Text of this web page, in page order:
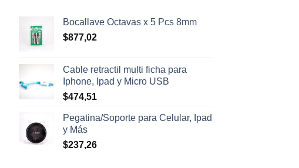
Bocallave Octavas x 5 Pcs 8mm
$877,02
Cable retractil multi ficha para
Iphone, Ipad y Micro USB
$474,51
Pegatina/Soporte para Celular, Ipad
y Más
$237,26